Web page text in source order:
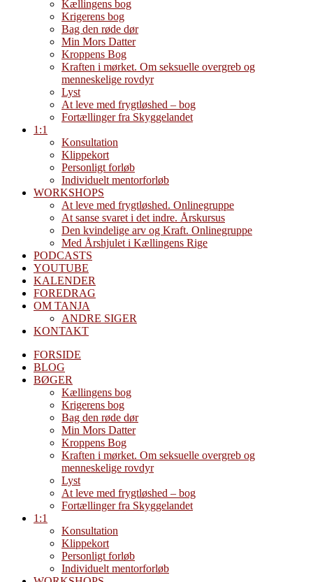
Kællingens bog
Krigerens bog
Bag den røde dør
Min Mors Datter
Kroppens Bog
Kraften i mørket. Om seksuelle overgreb og
menneskelige rovdyr
Lyst
At leve med frygtløshed – bog
Fortællinger fra Skyggelandet
1:1
Konsultation
Klippekort
Personligt forløb
Individuelt mentorforløb
WORKSHOPS
At leve med frygtløshed. Onlinegruppe
At sanse svaret i det indre. Årskursus
Den kvindelige arv og Kraft. Onlinegruppe
Med Årshjulet i Kællingens Rige
PODCASTS
YOUTUBE
KALENDER
FOREDRAG
OM TANJA
ANDRE SIGER
KONTAKT
FORSIDE
BLOG
BØGER
Kællingens bog
Krigerens bog
Bag den røde dør
Min Mors Datter
Kroppens Bog
Kraften i mørket. Om seksuelle overgreb og
menneskelige rovdyr
Lyst
At leve med frygtløshed – bog
Fortællinger fra Skyggelandet
1:1
Konsultation
Klippekort
Personligt forløb
Individuelt mentorforløb